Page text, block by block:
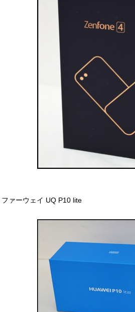
ファーウェイ UQ P10 lite